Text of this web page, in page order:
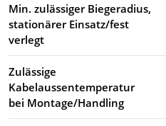
Min. zulässiger Biegeradius,
stationärer Einsatz/fest
verlegt
Zulässige
Kabelaussentemperatur
bei Montage/Handling